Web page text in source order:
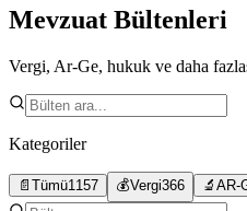
Mevzuat Bültenleri
Vergi, Ar-Ge, hukuk ve daha
Kategoriler
📄 Tümü1157 💰Vergi366 🔬 AR-